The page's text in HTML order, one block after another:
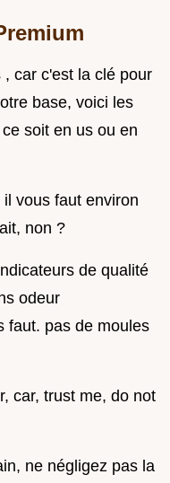
car c'est la clé pour
base, voici les
soit en us ou en
vous faut environ
non ?
de qualité
odeur
faut. pas de moules
car, trust me, do not
ne négligez pas la